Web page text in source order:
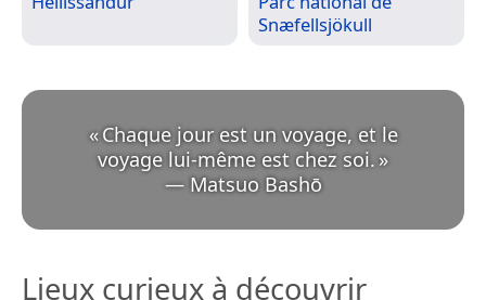
Snæfellsjökull
«Chaque jour est un voyage, et le
voyage lui-même est chez soi.
— Matsuo Bashō
Lieux curieux à découvrir